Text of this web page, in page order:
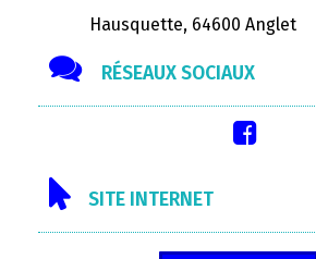
Hausquette, 64600 Anglet
RÉSEAUX SOCIAUX
SITE INTERNET